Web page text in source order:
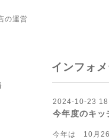
の運営
インフォ
2024-10-23
今年度のキッ
今年は 10月26